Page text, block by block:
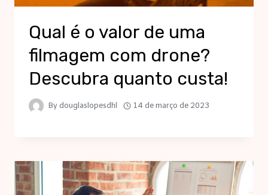
Qual é o valor de uma
filmagem com drone?
Descubra quanto custa!
By douglaslopesdhl 14 de março de 2023